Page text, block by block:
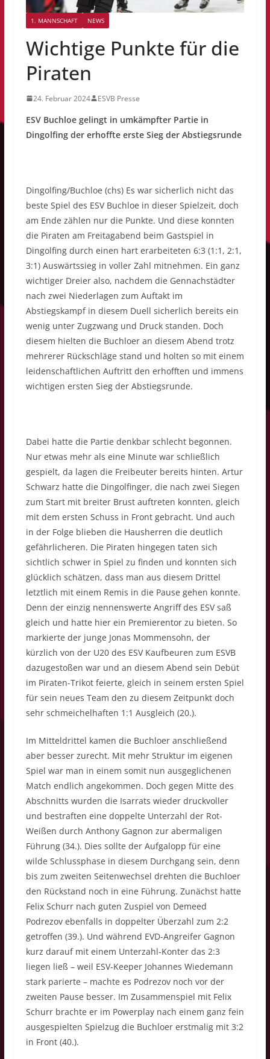
1. MANNSCHAFT NEWS
Wichtige Punkte für die
Piraten
24. Februar 2024 ESVB Presse
ESV Buchloe gelingt in umkämpfter Partie in
Dingolfing der erhoffte erste Sieg der Abstiegsrunde
Dingolfing/Buchloe (chs) Es war sicherlich nicht das
beste Spiel des ESV Buchloe in dieser Spielzeit, doch
am Ende zählen nur die Punkte. Und diese konnten
die Piraten am Freitagabend beim Gastspiel in
Dingolfing durch einen hart erarbeiteten 6:3 (1:1, 2:1,
3:1) Auswärtssieg in voller Zahl mitnehmen. Ein ganz
wichtiger Dreier also, nachdem die Gennachstädter
nach zwei Niederlagen zum Auftakt im
Abstiegskampf in diesem Duell sicherlich bereits ein
wenig unter Zugzwang und Druck standen. Doch
diesem hielten die Buchloer an diesem Abend trotz
mehrerer Rückschläge stand und holten so mit einem
leidenschaftlichen Auftritt den erhofften und immens
wichtigen ersten Sieg der Abstiegsrunde.
Dabei hatte die Partie denkbar schlecht begonnen.
Nur etwas mehr als eine Minute war schließlich
gespielt, da lagen die Freibeuter bereits hinten. Artur
Schwarz hatte die Dingolfinger, die nach zwei Siegen
zum Start mit breiter Brust auftreten konnten, gleich
mit dem ersten Schuss in Front gebracht. Und auch
in der Folge blieben die Hausherren die deutlich
gefährlicheren. Die Piraten hingegen taten sich
sichtlich schwer in Spiel zu finden und konnten sich
glücklich schätzen, dass man aus diesem Drittel
letztlich mit einem Remis in die Pause gehen konnte.
Denn der einzig nennenswerte Angriff des ESV saß
gleich und hatte hier ein Premierentor zu bieten. So
markierte der junge Jonas Mommensohn, der
kürzlich von der U20 des ESV Kaufbeuren zum ESVB
dazugestoßen war und an diesem Abend sein Debüt
im Piraten-Trikot feierte, gleich in seinem ersten Spiel
für sein neues Team den zu diesem Zeitpunkt doch
sehr schmeichelhaften 1:1 Ausgleich (20.).
Im Mitteldrittel kamen die Buchloer anschließend
aber besser zurecht. Mit mehr Struktur im eigenen
Spiel war man in einem somit nun ausgeglichenen
Match endlich angekommen. Doch gegen Mitte des
Abschnitts wurden die Isarrats wieder druckvoller
und bestraften eine doppelte Unterzahl der Rot-
Weißen durch Anthony Gagnon zur abermaligen
Führung (34.). Dies sollte der Aufgalopp für eine
wilde Schlussphase in diesem Durchgang sein, denn
bis zum zweiten Seitenwechsel drehten die Buchloer
den Rückstand noch in eine Führung. Zunächst hatte
Felix Schurr nach guten Zuspiel von Demeed
Podrezov ebenfalls in doppelter Überzahl zum 2:2
getroffen (39.). Und während EVD-Angreifer Gagnon
kurz darauf mit einem Unterzahl-Konter das 2:3
liegen ließ – weil ESV-Keeper Johannes Wiedemann
stark parierte – machte es Podrezov noch vor der
zweiten Pause besser. Im Zusammenspiel mit Felix
Schurr brachte er im Powerplay nach einem ganz fein
ausgespielten Spielzug die Buchloer erstmalig mit 3:2
in Front (40.).